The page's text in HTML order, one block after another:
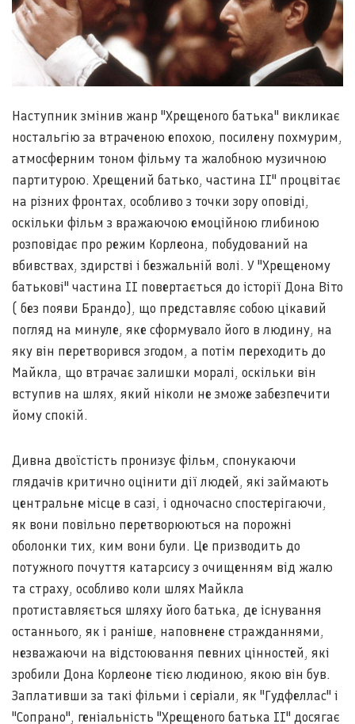
Наступник змінив жанр "Хрещеного батька" викликає
ностальгію за втраченою епохою, посилену похмурим,
атмосферним тоном фільму та жалобною музичною
партитурою. Хрещений батько, частина II" процвітає
на різних фронтах, особливо з точки зору оповіді,
оскільки фільм з вражаючою емоційною глибиною
розповідає про режим Корлеона, побудований на
вбивствах, здирстві і безжальній волі. У "Хрещеному
батькові" частина II повертається до історії Дона Віто
( без появи Брандо), що представляє собою цікавий
погляд на минуле, яке сформувало його в людину, на
яку він перетворився згодом, а потім переходить до
Майкла, що втрачає залишки моралі, оскільки він
вступив на шлях, який ніколи не зможе забезпечити
йому спокій.
Дивна двоїстість пронизує фільм, спонукаючи
глядачів критично оцінити дії людей, які займають
центральне місце в сазі, і одночасно спостерігаючи,
як вони повільно перетворюються на порожні
оболонки тих, ким вони були. Це призводить до
потужного почуття катарсису з очищенням від жалю
та страху, особливо коли шлях Майкла
протиставляється шляху його батька, де існування
останнього, як і раніше, наповнене стражданнями,
незважаючи на відстоювання певних цінностей, які
зробили Дона Корлеоне тією людиною, якою він був.
Заплативши за такі фільми і серіали, як "Гудфеллас" і
"Сопрано", геніальність "Хрещеного батька II" досягає